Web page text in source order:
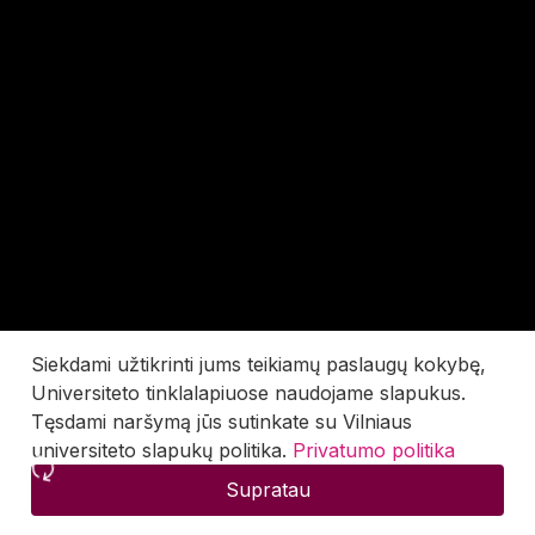
Siekdami užtikrinti jums teikiamų paslaugų kokybę,
Universiteto tinklalapiuose naudojame slapukus.
Tęsdami naršymą jūs sutinkate su Vilniaus
universiteto slapukų politika. Privatumo politika
Supratau